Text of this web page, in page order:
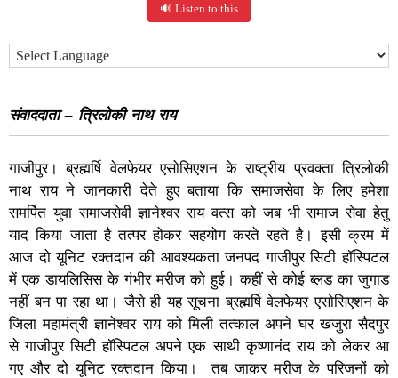
🔊 Listen to this
संवाददाता – त्रिलोकी नाथ राय
गाजीपुर। ब्रह्मर्षि वेलफेयर एसोसिएशन के राष्ट्रीय प्रवक्ता त्रिलोकी
नाथ राय ने जानकारी देते हुए बताया कि समाजसेवा के लिए हमेशा
समर्पित युवा समाजसेवी ज्ञानेश्वर राय वत्स को जब भी समाज सेवा हेतु
याद किया जाता है तत्पर होकर सहयोग करते रहते है। इसी क्रम में
आज दो यूनिट रक्तदान की आवश्यकता जनपद गाजीपुर सिटी हॉस्पिटल
में एक डायलिसिस के गंभीर मरीज को हुई। कहीं से कोई ब्लड का जुगाड
नहीं बन पा रहा था। जैसे ही यह सूचना ब्रह्मर्षि वेलफेयर एसोसिएशन के
जिला महामंत्री ज्ञानेश्वर राय को मिली तत्काल अपने घर खजुरा सैदपुर
से गाजीपुर सिटी हॉस्पिटल अपने एक साथी कृष्णानंद राय को लेकर आ
गए और दो यूनिट रक्तदान किया। तब जाकर मरीज के परिजनों को